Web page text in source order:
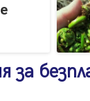
за